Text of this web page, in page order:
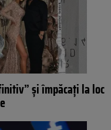
și împăcați la loc